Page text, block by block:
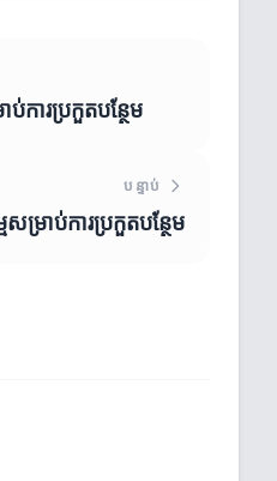
ការប្រកួតបន្ថែម
បន្ទាប់
ម្រាប់ការប្រកួតបន្ថែម